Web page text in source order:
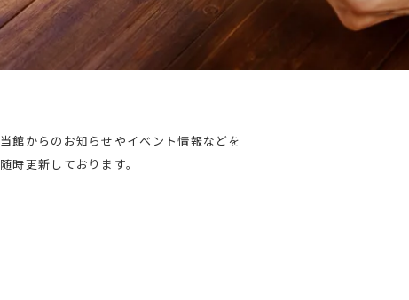
当館からのお知らせやイベント情報などを
随時更新しております。